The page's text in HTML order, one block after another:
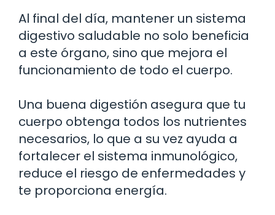
Al final del día, mantener un sistema
digestivo saludable no solo beneficia
a este órgano, sino que mejora el
funcionamiento de todo el cuerpo.
Una buena digestión asegura que tu
cuerpo obtenga todos los nutrientes
necesarios, lo que a su vez ayuda a
fortalecer el sistema inmunológico,
reduce el riesgo de enfermedades y
te proporciona energía.